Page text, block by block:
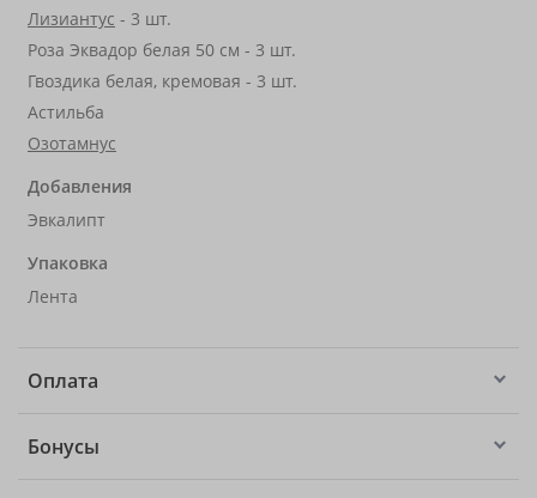
Лизиантус - 3 шт.
Роза Эквадор белая 50 см - 3 шт.
Гвоздика белая, кремовая - 3 шт.
Астильба
Озотамнус
Добавления
Эвкалипт
Упаковка
Лента
Оплата
Бонусы